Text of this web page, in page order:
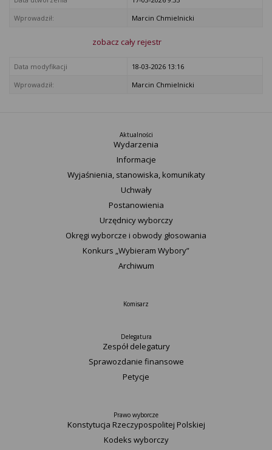
Wprowadził:
Marcin Chmielnicki
zobacz cały rejestr
Data modyfikacji
18-03-2026 13:16
Wprowadził:
Marcin Chmielnicki
Aktualności
Wydarzenia
Informacje
Wyjaśnienia, stanowiska, komunikaty
Uchwały
Postanowienia
Urzędnicy wyborczy
Okręgi wyborcze i obwody głosowania
Konkurs „Wybieram Wybory”
Archiwum
Komisarz
Delegatura
Zespół delegatury
Sprawozdanie finansowe
Petycje
Prawo wyborcze
Konstytucja Rzeczypospolitej Polskiej​
Kodeks wyborczy